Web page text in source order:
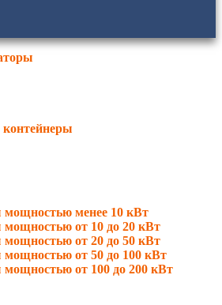
менее 10 кВт
от 10 до 20 кВт
от 20 до 50 кВт
от 50 до 100 кВт
от 100 до 200 кВт